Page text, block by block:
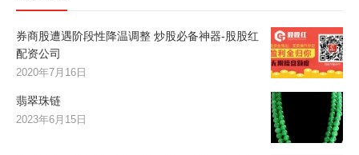
券商股遭遇阶段性降温调整 炒股必备神器-股股红
配资公司
2020年7月16日
翡翠珠链
2023年6月15日